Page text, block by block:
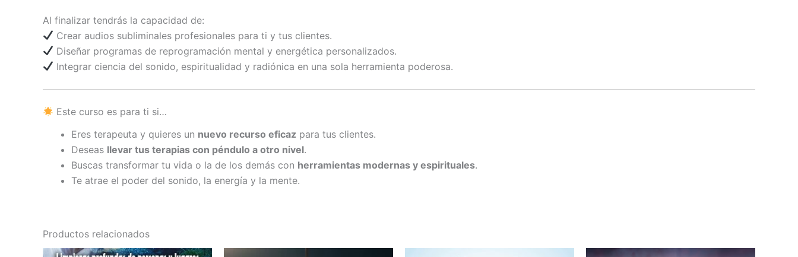
Al finalizar tendrás la capacidad de:
Crear audios subliminales profesionales para ti y tus clientes.
Diseñar programas de reprogramación mental y energética personalizados.
Integrar ciencia del sonido, espiritualidad y radiónica en una sola herramienta poderosa.
Este curso es para ti si…
Eres terapeuta y quieres un nuevo recurso eficaz para tus clientes.
Deseas llevar tus terapias con péndulo a otro nivel.
Buscas transformar tu vida o la de los demás con herramientas modernas y espirituales.
Te atrae el poder del sonido, la energía y la mente.
Productos relacionados